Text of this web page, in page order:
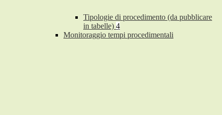
Tipologie di procedimento (da pubblicare
in tabelle) 4
Monitoraggio tempi procedimentali